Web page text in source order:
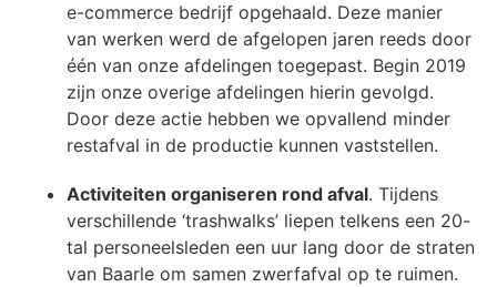
e-commerce bedrijf opgehaald. Deze manier
van werken werd de afgelopen jaren reeds door
één van onze afdelingen toegepast. Begin 2019
zijn onze overige afdelingen hierin gevolgd.
Door deze actie hebben we opvallend minder
restafval in de productie kunnen vaststellen.
Activiteiten organiseren rond afval. Tijdens
verschillende ‘trashwalks’ liepen telkens een 20-
tal personeelsleden een uur lang door de straten
van Baarle om samen zwerfafval op te ruimen.